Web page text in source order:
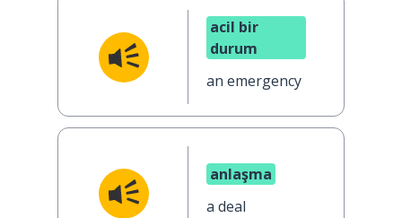
acil bir
durum
an emergency
anlaşma
a deal